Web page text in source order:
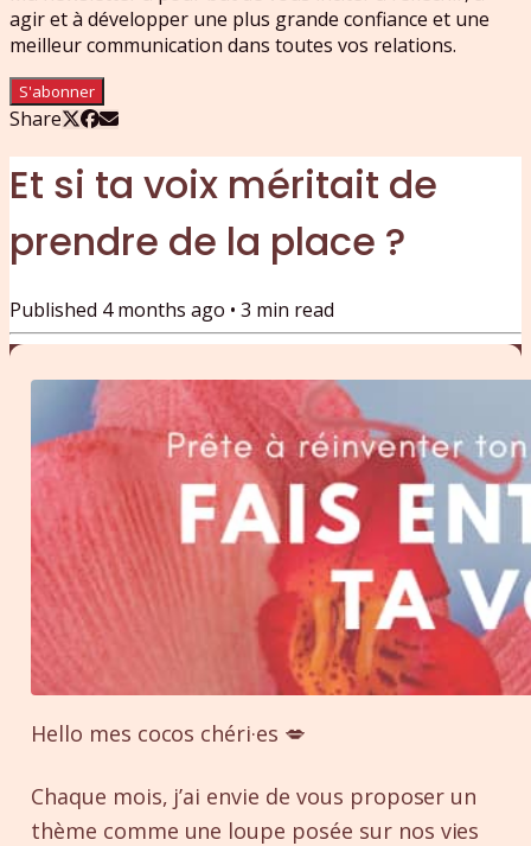
agir et à développer une plus grande confiance et une
meilleur communication dans toutes vos relations.
S'abonner
Share
Et si ta voix méritait de
prendre de la place ?
Published 4 months ago • 3 min read
Hello mes cocos chéri·es 💋
Chaque mois, j’ai envie de vous proposer un
thème comme une loupe posée sur nos vies